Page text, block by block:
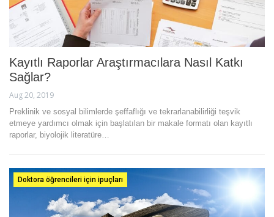
Kayıtlı Raporlar Araştırmacılara Nasıl Katkı
Sağlar?
Aug 20, 2019
Preklinik ve sosyal bilimlerde şeffaflığı ve tekrarlanabilirliği teşvik
etmeye yardımcı olmak için başlatılan bir makale formatı olan kayıtlı
raporlar, biyolojik literatüre…
Doktora öğrencileri için ipuçları